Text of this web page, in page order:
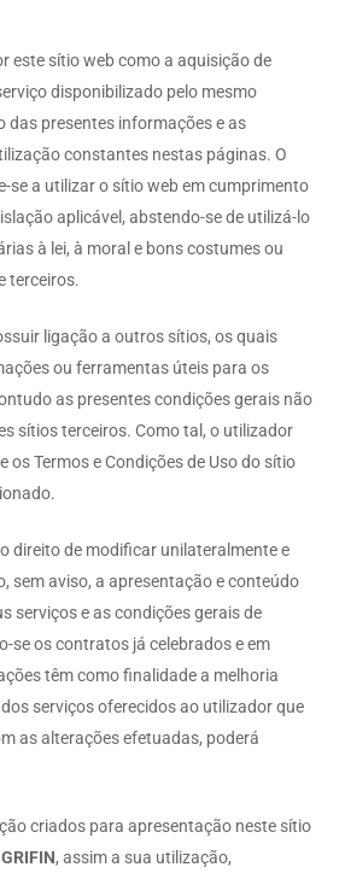
este sítio web como a aquisição de
disponibilizado pelo mesmo
das presentes informações e as
constantes nestas páginas. O
se a utilizar o sítio web em cumprimento
aplicável, abstendo-se de utilizá-lo
à lei, à moral e bons costumes ou
terceiros.
ligação a outros sítios, os quais
ou ferramentas úteis para os
as presentes condições gerais não
sítios terceiros. Como tal, o utilizador
os Termos e Condições de Uso do sítio
direito de modificar unilateralmente e
sem aviso, a apresentação e conteúdo
serviços e as condições gerais de
se os contratos já celebrados e em
têm como finalidade a melhoria
serviços oferecidos ao utilizador que
as alterações efetuadas, poderá
criados para apresentação neste sítio
GRIFIN, assim a sua utilização,